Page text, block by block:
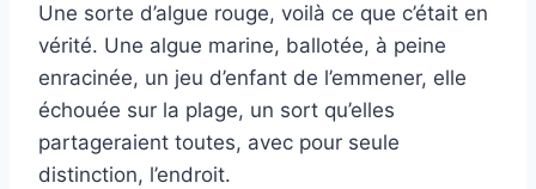
Une sorte d’algue rouge, voilà ce que c’était en
vérité. Une algue marine, ballotée, à peine
enracinée, un jeu d’enfant de l’emmener, elle
échouée sur la plage, un sort qu’elles
partageraient toutes, avec pour seule
distinction, l’endroit.